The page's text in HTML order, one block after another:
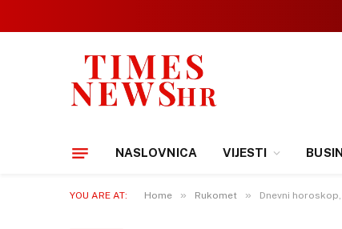
NASLOVNICA VIJESTI
YOU ARE AT: Home » Rukomet » Dnevni